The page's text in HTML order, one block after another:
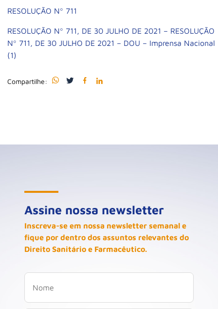
RESOLUÇÃO Nº 711
RESOLUÇÃO Nº 711, DE 30 JULHO DE 2021 – RESOLUÇÃO
Nº 711, DE 30 JULHO DE 2021 – DOU – Imprensa Nacional
(1)
Compartilhe:
Assine nossa newsletter
Inscreva-se em nossa newsletter semanal e
fique por dentro dos assuntos relevantes do
Direito Sanitário e Farmacêutico.